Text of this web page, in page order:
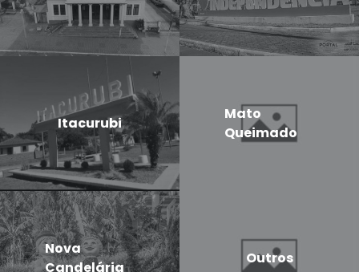
Itacurubi
Mato
Queimado
Nova
Candelária
Outros